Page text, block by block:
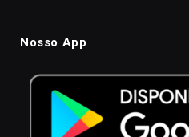
Nosso App